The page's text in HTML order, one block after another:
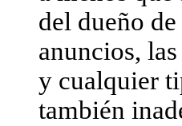
del dueño
anuncios,
y cualquier
también